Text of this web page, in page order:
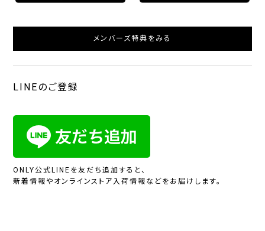
メンバーズ特典をみる
LINEのご登録
ONLY公式LINEを友だち追加すると、
新着情報やオンラインストア入荷情報などをお届けします。